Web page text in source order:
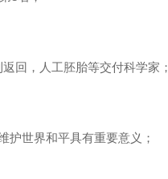
回，人工胚胎等交付科学家；
护世界和平具有重要意义；